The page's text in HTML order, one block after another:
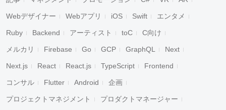
Webデザイナー Webアプリ iOS Swift エンタメ
Ruby Backend アーティスト toC C向け
メルカリ Firebase Go GCP GraphQL Next
Next.js React React.js TypeScript Frontend
コンサル Flutter Android 企画
プロジェクトマネジメント プロダクトマネージャー